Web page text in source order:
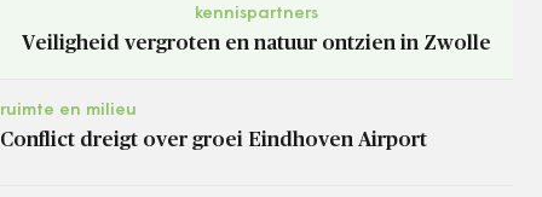
kennispartners
Veiligheid vergroten en natuur ontzien in Zwolle
ruimte en milieu
Conflict dreigt over groei Eindhoven Airport